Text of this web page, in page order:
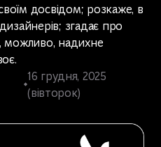
з намидосвідом; розкаже, в
згадає про
можливо, надихне
16 грудня, 2025
(вівторок)